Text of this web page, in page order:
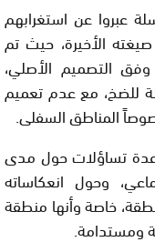
عبروا عن استغرابهم
الأخيرة، حيث تم
التصميم الأصلي،
للضخ، مع عدم تعميم
المناطق السفلى.
عدة تساؤلات حول مدى
وحول انعكاساته
خاصة وأنها منطقة
ومستدامة.